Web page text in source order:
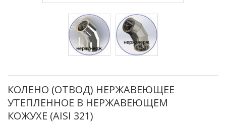
КОЛЕНО (ОТВОД) НЕРЖАВЕЮЩЕЕ
УТЕПЛЕННОЕ В НЕРЖАВЕЮЩЕМ
КОЖУХЕ (AISI 321)